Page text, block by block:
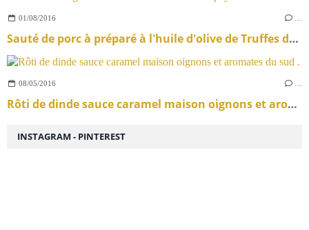
01/08/2016
Sauté de porc à préparé à l'huile d'olive de Truffes du Domaine des Terres Rouges ses aromates et vin blanc du pays de Lunel .
08/05/2016
Rôti de dinde sauce caramel maison oignons et aromates du sud .
INSTAGRAM - PINTEREST